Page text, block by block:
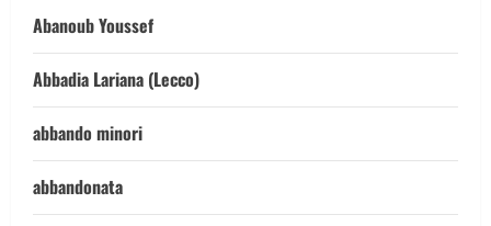
Abanoub Youssef
Abbadia Lariana (Lecco)
abbando minori
abbandonata